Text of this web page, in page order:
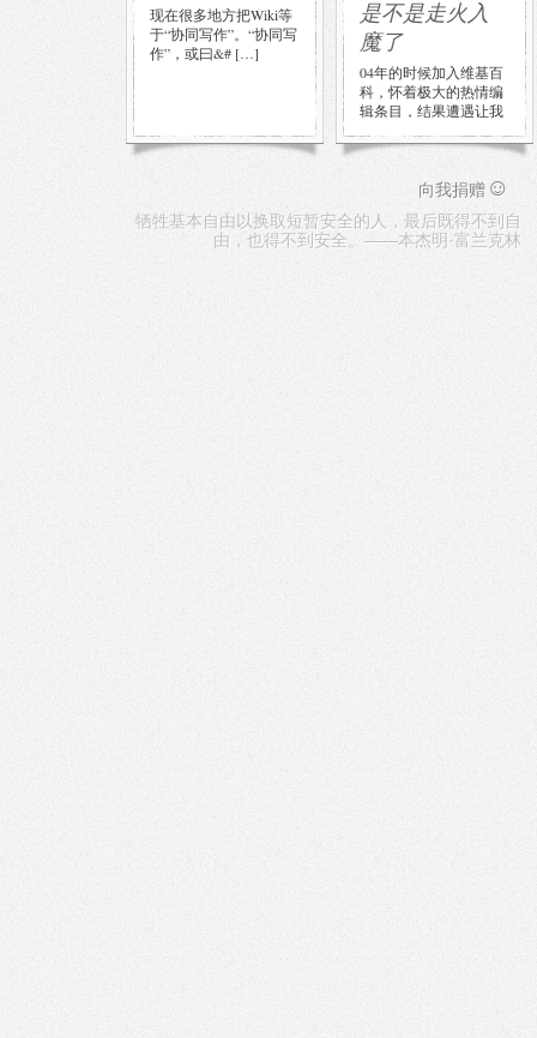
现在很多地方把Wiki等
于“协同写作”。“协同写
作”，或曰&# […]
是不是走火入
魔了
04年的时候加入维基百
科，怀着极大的热情编
辑条目，结果遭遇让我
盾了，就没怎么上。 最
向我捐赠 ☺
牺牲基本自由以换取短暂安全的人，最后既得不到自
由，也得不到安全。——本杰明·富兰克林